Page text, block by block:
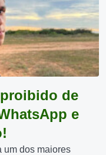
de
e
um dos maiores